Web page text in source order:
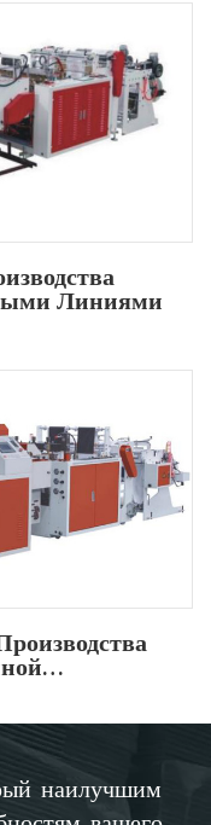
Линиями
наилучшим